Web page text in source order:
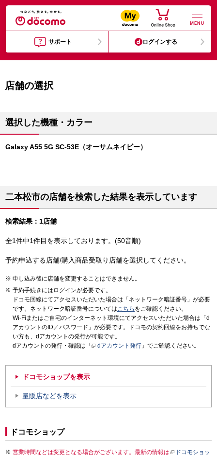
MENU
サポート ログインする
店舗の選択
選択した機種・カラー
Galaxy A55 5G SC-53E（オーサムネイビー）
二本松市の店舗を検索した結果を表示しています
検索結果：1店舗
全1件中1件目を表示しております。(50音順)
予約申込する店舗/購入商品受取り店舗を選択してください。
申し込み後に店舗を変更することはできません。
予約手続きにはログインが必要です。
ドコモ回線にてアクセスいただいた場合は「ネットワーク暗証番号」が必要
です。ネットワーク暗証番号についてはこちら をご確認ください。
Wi-Fiまたはご自宅のインターネット環境にてアクセスいただいた場合は「d
アカウントのID／パスワード」が必要です。ドコモの契約回線をお持ちでな
い方も、dアカウントの発行が可能です。
dアカウントの発行・確認は「
dアカウント発行 」でご確認ください。
ドコモショップを表示
量販店などを表示
ドコモショップ
営業時間などは変更となる場合がございます。最新の情報は
ドコモショッ